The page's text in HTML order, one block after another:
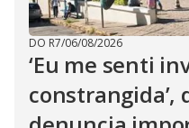
DO R7/06/08/2026
‘Eu me senti
constrangida’,